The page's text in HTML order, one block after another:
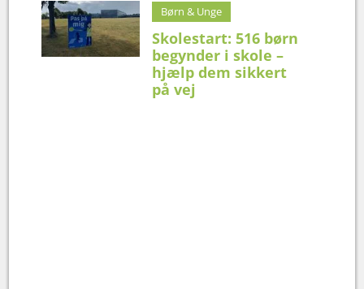
Børn & Unge
Skolestart: 516 børn
begynder i skole –
hjælp dem sikkert
på vej